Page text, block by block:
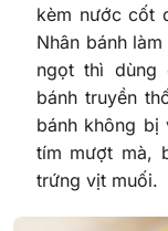
kèm nước cốt
Nhân bánh
ngọt thì dùng
bánh truyền
bánh không
tím mượt mà,
trứng vịt muối.